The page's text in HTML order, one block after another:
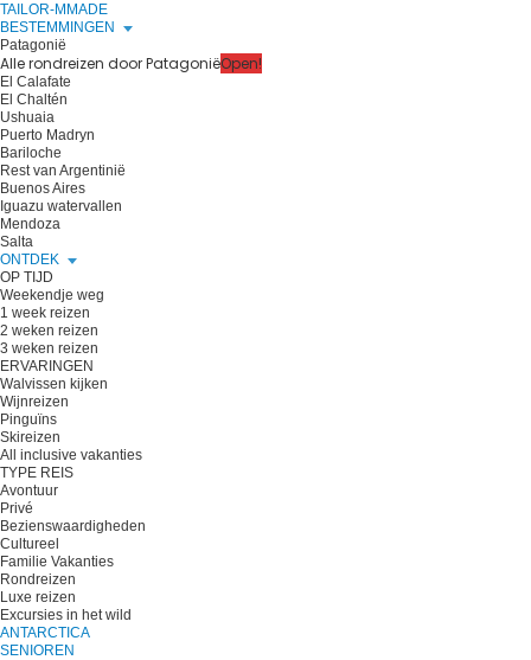
TAILOR-MMADE
BESTEMMINGEN
Patagonië
Alle rondreizen door PatagoniëOpen!
El Calafate
El Chaltén
Ushuaia
Puerto Madryn
Bariloche
Rest van Argentinië
Buenos Aires
Iguazu watervallen
Mendoza
Salta
ONTDEK
OP TIJD
Weekendje weg
1 week reizen
2 weken reizen
3 weken reizen
ERVARINGEN
Walvissen kijken
Wijnreizen
Pinguïns
Skireizen
All inclusive vakanties
TYPE REIS
Avontuur
Privé
Bezienswaardigheden
Cultureel
Familie Vakanties
Rondreizen
Luxe reizen
Excursies in het wild
ANTARCTICA
SENIOREN